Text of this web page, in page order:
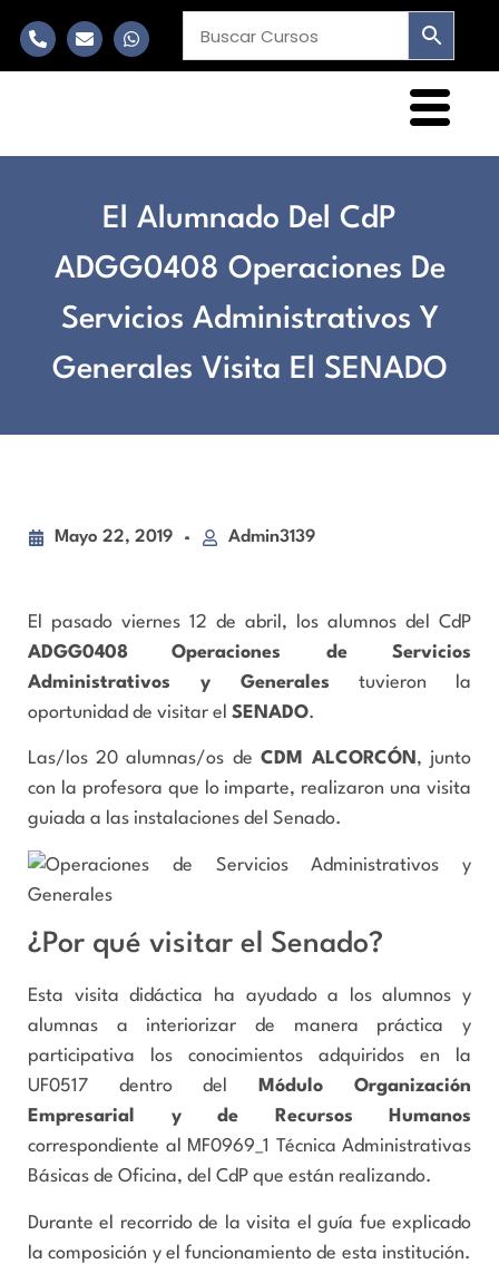
El Alumnado Del CdP
ADGG0408 Operaciones De
Servicios Administrativos Y
Generales Visita El SENADO
Mayo 22, 2019 Admin3139
El pasado viernes 12 de abril, los alumnos del CdP
ADGG0408
Operaciones de Servicios
Administrativos y Generales tuvieron la
oportunidad de visitar el SENADO.
Las/los 20 alumnas/os de CDM ALCORCÓN , junto
con la profesora que lo imparte, realizaron una visita
guiada a las instalaciones del Senado.
¿Por qué visitar el Senado?
Esta visita didáctica ha ayudado a los alumnos y
alumnas a interiorizar de manera práctica y
participativa los conocimientos adquiridos en la
UF0517 dentro del
Módulo Organización
Empresarial y de Recursos Humanos
correspondiente al MF0969_1 Técnica Administrativas
Básicas de Oficina, del CdP que están realizando.
Durante el recorrido de la visita el guía fue explicado
la composición y el funcionamiento de esta institución.